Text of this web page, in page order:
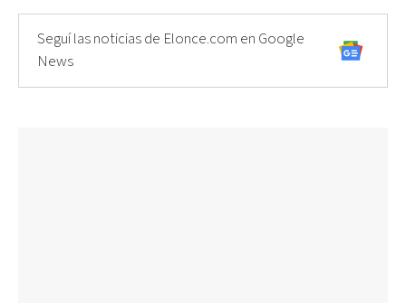
Seguí las noticias de Elonce.com en Google
News